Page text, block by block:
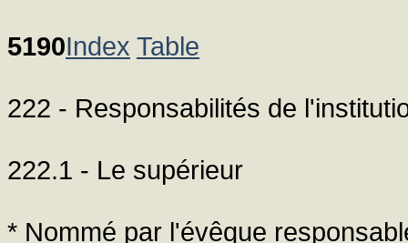
5190Index Table
222 - Responsabilités de
222.1 - Le supérieur
* Nommé par l'évêque